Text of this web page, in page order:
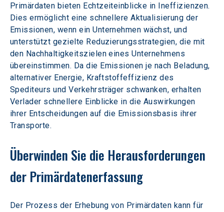
Primärdaten bieten Echtzeiteinblicke in Ineffizienzen.
Dies ermöglicht eine schnellere Aktualisierung der
Emissionen, wenn ein Unternehmen wächst, und
unterstützt gezielte Reduzierungsstrategien, die mit
den Nachhaltigkeitszielen eines Unternehmens
übereinstimmen. Da die Emissionen je nach Beladung,
alternativer Energie, Kraftstoffeffizienz des
Spediteurs und Verkehrsträger schwanken, erhalten
Verlader schnellere Einblicke in die Auswirkungen
ihrer Entscheidungen auf die Emissionsbasis ihrer
Transporte.
Überwinden Sie die Herausforderungen
der Primärdatenerfassung
Der Prozess der Erhebung von Primärdaten kann für